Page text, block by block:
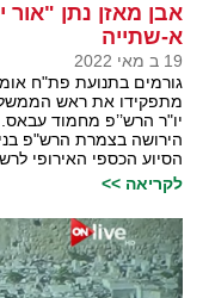
אבן מאזן נתן
א-שתייה
19 ב מאי 2022
גורמים בתנועת פת"ח
מתפקידו את ראש
יו"ר הרש’’פ מחמוד
הירושה בצמרת הרש"פ
הסיוע הכספי האירופי
לקריאה >>